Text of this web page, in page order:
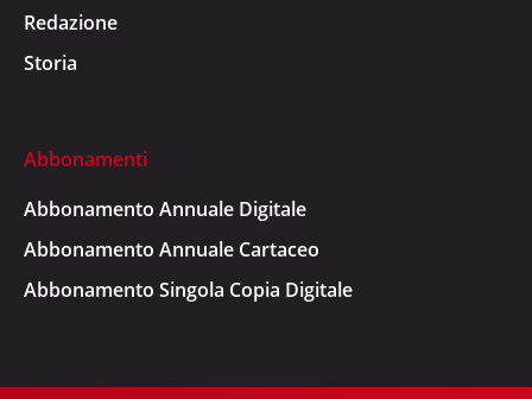
Redazione
Storia
Abbonamenti
Abbonamento Annuale Digitale
Abbonamento Annuale Cartaceo
Abbonamento Singola Copia Digitale